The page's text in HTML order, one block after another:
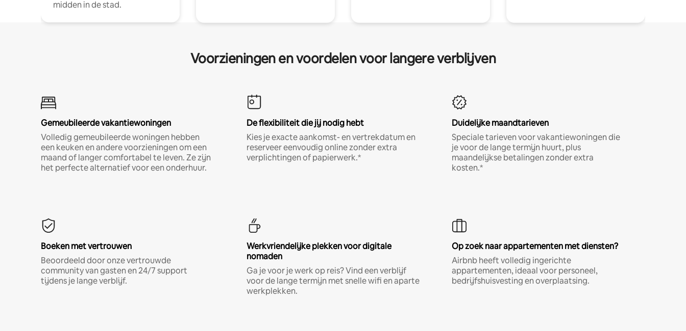
midden in de stad.
Voorzieningen en voordelen voor langere verblijven
Gemeubileerde vakantiewoningen
Volledig gemeubileerde woningen hebben
een keuken en andere voorzieningen om een
maand of langer comfortabel te leven. Ze zijn
het perfecte alternatief voor een onderhuur.
De flexibiliteit die jij nodig hebt
Kies je exacte aankomst- en vertrekdatum en
reserveer eenvoudig online zonder extra
verplichtingen of papierwerk.*
Duidelijke maandtarieven
Speciale tarieven voor vakantiewoningen die
je voor de lange termijn huurt, plus
maandelijkse betalingen zonder extra
kosten.*
Boeken met vertrouwen
Beoordeeld door onze vertrouwde
community van gasten en 24/7 support
tijdens je lange verblijf.
Werkvriendelijke plekken voor digitale
nomaden
Ga je voor je werk op reis? Vind een verblijf
voor de lange termijn met snelle wifi en aparte
werkplekken.
Op zoek naar appartementen met diensten?
Airbnb heeft volledig ingerichte
appartementen, ideaal voor personeel,
bedrijfshuisvesting en overplaatsing.